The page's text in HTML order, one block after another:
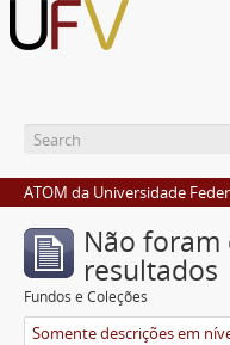
ATOM da Universidade
Não
resultados
Fundos e Coleções
Somente descrições em